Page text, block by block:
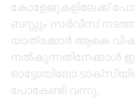
കോളേജുകളിലേക്ക്
ബസ്സും സർവീസ്
യാത്രക്കാർ ആകെ
നൽകുന്നതിനേക്കാൾ
ഓട്ടോയിലോ
പോകേണ്ടി വന്നു.